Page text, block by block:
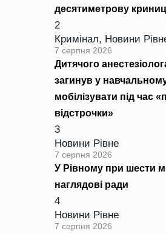
десятиметрову
2
Кримінал, Новини
7 серпня 2026
Дитячого
загинув у
мобілізувати під час
відстрочки»
3
Новини Рівне
7 серпня 2026
У Рівному при шести
наглядові ради
4
Новини Рівне
7 серпня 2026